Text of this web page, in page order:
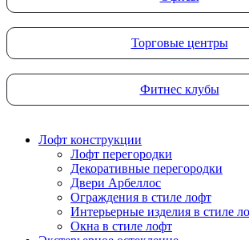
Торговые центры
Фитнес клубы
Лофт конструкции
Лофт перегородки
Декоративные перегородки
Двери Арбеллос
Ограждения в стиле лофт
Интерьерные изделия в стиле
Окна в стиле лофт